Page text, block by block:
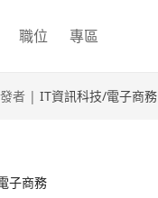
職位 專區
者 | IT資訊科技/電子商務
子商務